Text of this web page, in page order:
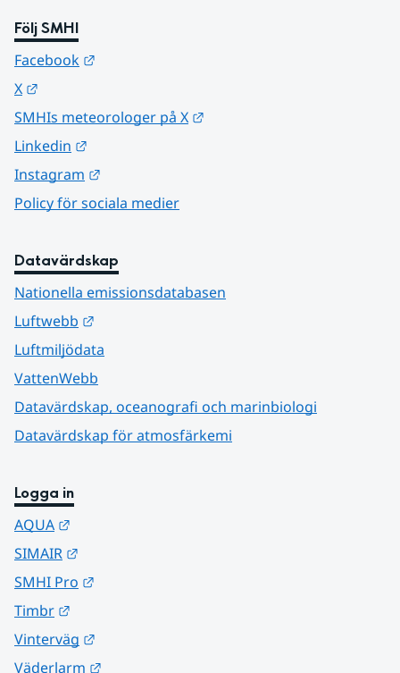
Följ SMHI
Facebook
X
SMHIs meteorologer på X
Linkedin
Instagram
Policy för sociala medier
Datavärdskap
Nationella emissionsdatabasen
Luftwebb
Luftmiljödata
VattenWebb
Datavärdskap, oceanografi och marinbiologi
Datavärdskap för atmosfärkemi
Logga in
AQUA
SIMAIR
SMHI Pro
Timbr
Vinterväg
Väderlarm